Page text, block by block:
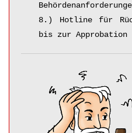
8.) Hotline für
bis zur Approbation